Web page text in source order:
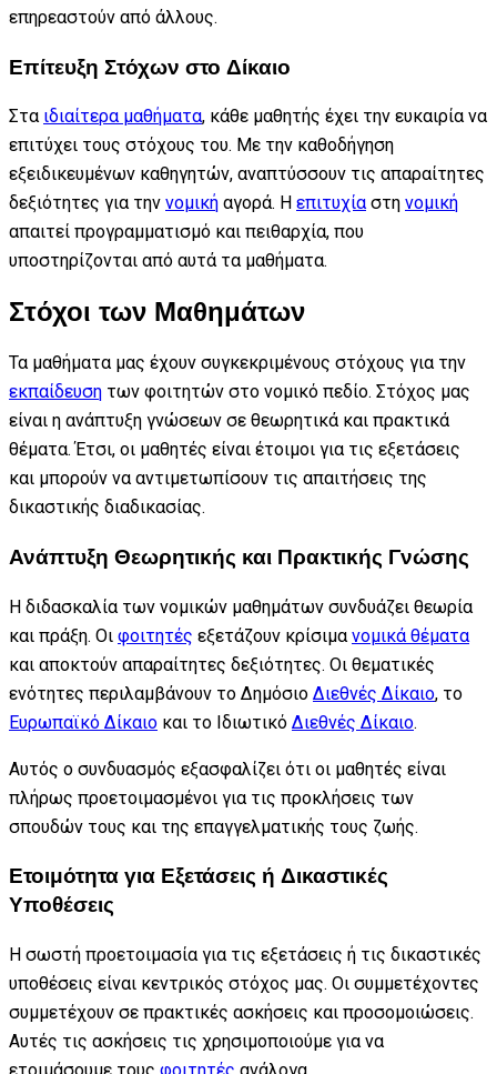
επηρεαστούν από άλλους.
Επίτευξη Στόχων στο Δίκαιο
Στα ιδιαίτερα μαθήματα, κάθε μαθητής έχει την ευκαιρία να
επιτύχει τους στόχους του. Με την καθοδήγηση
εξειδικευμένων καθηγητών, αναπτύσσουν τις απαραίτητες
δεξιότητες για την νομική αγορά. Η επιτυχίαστη νομική
απαιτεί προγραμματισμό και πειθαρχία, που
υποστηρίζονται από αυτά τα μαθήματα.
Στόχοι των Μαθημάτων
Τα μαθήματα μας έχουν συγκεκριμένους στόχους για την
εκπαίδευση των φοιτητών στο νομικό πεδίο. Στόχος μας
είναι η ανάπτυξη γνώσεων σε θεωρητικά και πρακτικά
θέματα. Έτσι, οι μαθητές είναι έτοιμοι για τις εξετάσεις
και μπορούν να αντιμετωπίσουν τις απαιτήσεις της
δικαστικής διαδικασίας.
Ανάπτυξη Θεωρητικής και Πρακτικής Γνώσης
Η διδασκαλία των νομικών μαθημάτων συνδυάζει θεωρία
και πράξη. Οι φοιτητές εξετάζουν κρίσιμα νομικά θέματα
και αποκτούν απαραίτητες δεξιότητες. Οι θεματικές
ενότητες περιλαμβάνουν το Δημόσιο Διεθνές Δίκαιο, το
Ευρωπαϊκό Δίκαιο και το Ιδιωτικό Διεθνές Δίκαιο.
Αυτός ο συνδυασμός εξασφαλίζει ότι οι μαθητές είναι
πλήρως προετοιμασμένοι για τις προκλήσεις των
σπουδών τους και της επαγγελματικής τους ζωής.
Ετοιμότητα για Εξετάσεις ή Δικαστικές
Υποθέσεις
Η σωστή προετοιμασία για τις εξετάσεις ή τις δικαστικές
υποθέσεις είναι κεντρικός στόχος μας. Οι συμμετέχοντες
συμμετέχουν σε πρακτικές ασκήσεις και προσομοιώσεις.
Αυτές τις ασκήσεις τις χρησιμοποιούμε για να